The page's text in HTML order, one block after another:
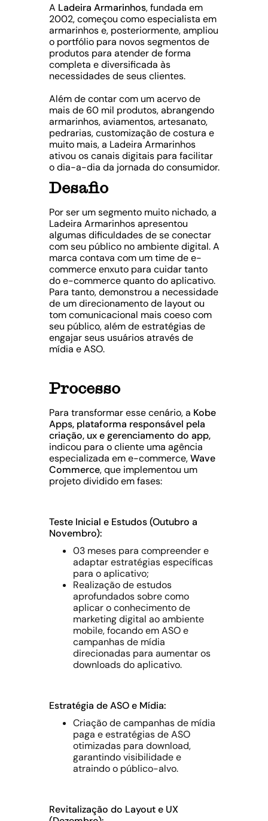
A Ladeira Armarinhos, fundada em
2002, começou como especialista em
armarinhos e, posteriormente, ampliou
o portfólio para novos segmentos de
produtos para atender de forma
completa e diversificada às
necessidades de seus clientes.
Além de contar com um acervo de
mais de 60 mil produtos, abrangendo
armarinhos, aviamentos, artesanato,
pedrarias, customização de costura e
muito mais, a Ladeira Armarinhos
ativou os canais digitais para facilitar
o dia-a-dia da jornada do consumidor.
Desafio
Por ser um segmento muito nichado, a
Ladeira Armarinhos apresentou
algumas dificuldades de se conectar
com seu público no ambiente digital. A
marca contava com um time de e-
commerce enxuto para cuidar tanto
do e-commerce quanto do aplicativo.
Para tanto, demonstrou a necessidade
de um direcionamento de layout ou
tom comunicacional mais coeso com
seu público, além de estratégias de
engajar seus usuários através de
mídia e ASO.
Processo
Para transformar esse cenário, a Kobe
Apps, plataforma responsável pela
criação, ux e gerenciamento do app,
indicou para o cliente uma agência
especializada em e-commerce,Wave
Commerce, que implementou um
projeto dividido em fases:
Teste Inicial e Estudos (Outubro a
Novembro):
03 meses para compreender e
adaptar estratégias específicas
para o aplicativo;
Realização de estudos
aprofundados sobre como
aplicar o conhecimento de
marketing digital ao ambiente
mobile, focando em ASO e
campanhas de mídia
direcionadas para aumentar os
downloads do aplicativo.
Estratégia de ASO e Mídia:
Criação de campanhas de mídia
paga e estratégias de ASO
otimizadas para download,
garantindo visibilidade e
atraindo o público-alvo.
Revitalização do Layout e UX